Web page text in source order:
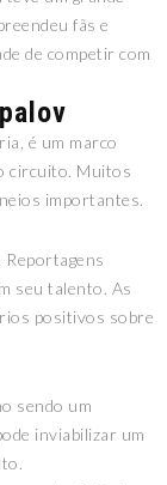
fãs e
de competir com
é um marco
circuito. Muitos
importantes.
seu talento. As
positivos sobre
sendo um
inviabilizar um